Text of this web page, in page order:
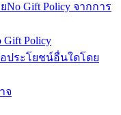
Gift Policy จากการ
Policy
ประโยชน์อื่นใดโดย
จ